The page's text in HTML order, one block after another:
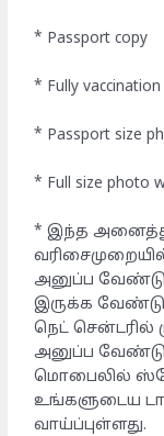
* Passport copy
* Fully
* Passport size
* Full size photo
* இந்த
அனுப்ப
இருக்க
நெட்
அனுப்ப
மொபைலில்
உங்களுடைய
வாய்ப்புள்ளது.